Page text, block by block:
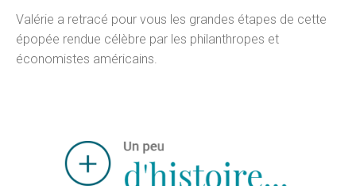
Valérie a retracé pour vous les grandes étapes de cette
épopée rendue célèbre par les philanthropes et
économistes américains.